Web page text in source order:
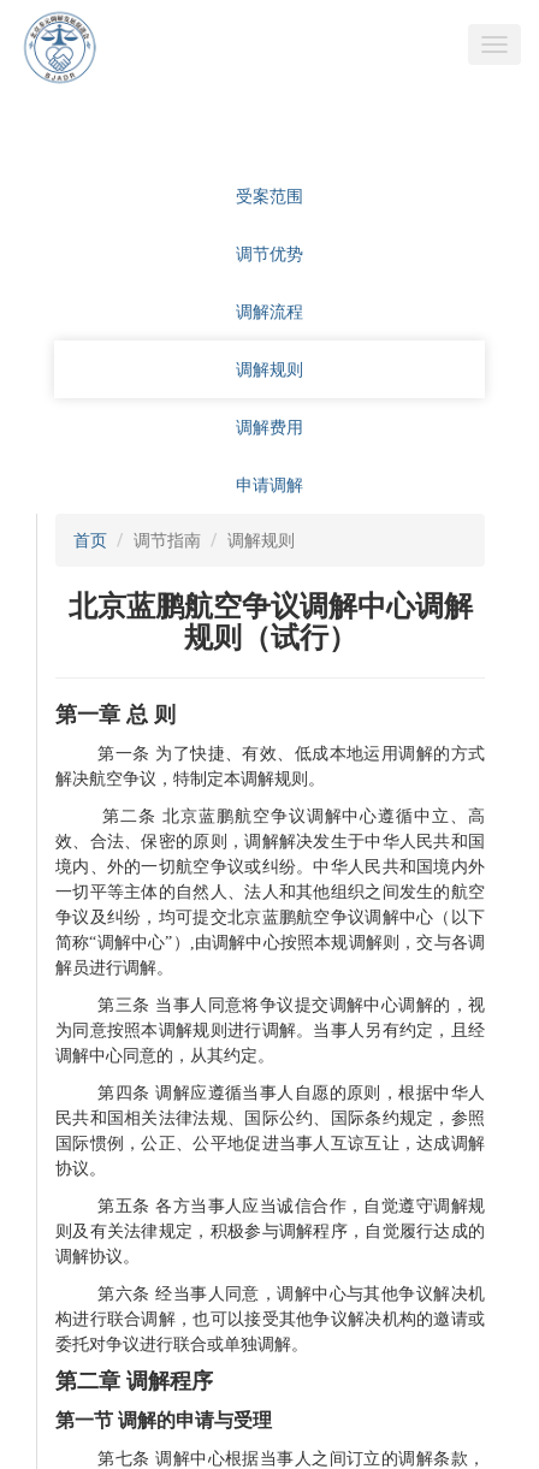
受案范围
调节优势
调解流程
调解规则
调解费用
申请调解
首页 调节指南 调解规则
北京蓝鹏航空争议调解中心调解
规则（试行）
第一章 总 则
第一条 为了快捷、有效、低成本地运用调解的方式
解决航空争议，特制定本调解规则。
第二条 北京蓝鹏航空争议调解中心遵循中立、高
效、合法、保密的原则，调解解决发生于中华人民共和国
境内、外的一切航空争议或纠纷。中华人民共和国境内外
一切平等主体的自然人、法人和其他组织之间发生的航空
争议及纠纷，均可提交北京蓝鹏航空争议调解中心（以下
简称“调解中心”）,由调解中心按照本规调解则，交与各调
解员进行调解。
第三条 当事人同意将争议提交调解中心调解的，视
为同意按照本调解规则进行调解。当事人另有约定，且经
调解中心同意的，从其约定。
第四条 调解应遵循当事人自愿的原则，根据中华人
民共和国相关法律法规、国际公约、国际条约规定，参照
国际惯例，公正、公平地促进当事人互谅互让，达成调解
协议。
第五条 各方当事人应当诚信合作，自觉遵守调解规
则及有关法律规定，积极参与调解程序，自觉履行达成的
调解协议。
第六条 经当事人同意，调解中心与其他争议解决机
构进行联合调解，也可以接受其他争议解决机构的邀请或
委托对争议进行联合或单独调解。
第二章 调解程序
第一节 调解的申请与受理
第七条 调解中心根据当事人之间订立的调解条款，